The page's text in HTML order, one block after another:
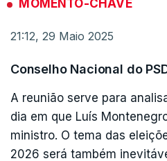
Destacando o facto de que
representação
que a terceira”, o
governo vai “dar
ao longo do último ano,
"principais preocupações”
MOMENTO-CHAVE
21:12, 29 Maio 2025
Conselho Nacional do
A reunião serve para
dia em que Luís
ministro. O tema das
2026 será também